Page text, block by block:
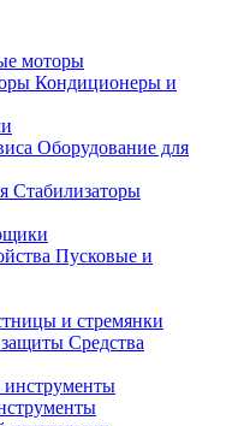
моторы
Кондиционеры и
Оборудование для
Стабилизаторы
Пусковые и
и стремянки
Средства